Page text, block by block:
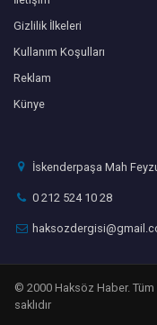
Gizlilik İlkeleri
Kullanım Koşulları
Reklam
Künye
İskenderpaşa Mah
0 212 524 10 28
© 2000 Haksöz Haber. Tüm
saklıdır